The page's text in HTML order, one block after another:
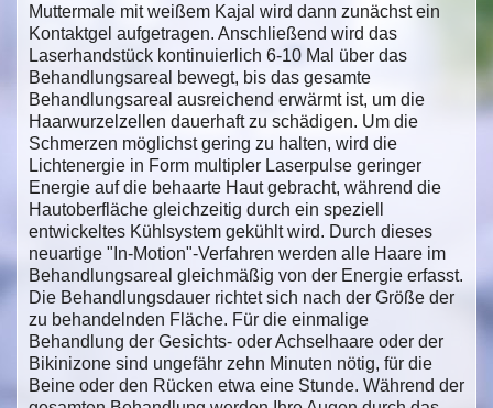
Muttermale mit weißem Kajal wird dann zunächst ein
Kontaktgel aufgetragen. Anschließend wird das
Laserhandstück kontinuierlich 6-10 Mal über das
Behandlungsareal bewegt, bis das gesamte
Behandlungsareal ausreichend erwärmt ist, um die
Haarwurzelzellen dauerhaft zu schädigen. Um die
Schmerzen möglichst gering zu halten, wird die
Lichtenergie in Form multipler Laserpulse geringer
Energie auf die behaarte Haut gebracht, während die
Hautoberfläche gleichzeitig durch ein speziell
entwickeltes Kühlsystem gekühlt wird. Durch dieses
neuartige "In-Motion"-Verfahren werden alle Haare im
Behandlungsareal gleichmäßig von der Energie erfasst.
Die Behandlungsdauer richtet sich nach der Größe der
zu behandelnden Fläche. Für die einmalige
Behandlung der Gesichts- oder Achselhaare oder der
Bikinizone sind ungefähr zehn Minuten nötig, für die
Beine oder den Rücken etwa eine Stunde. Während der